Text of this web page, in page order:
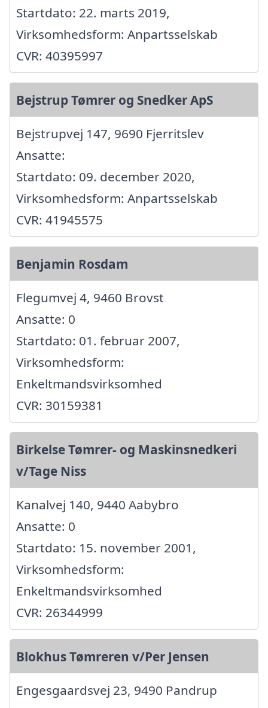
Startdato: 22. marts 2019,
Virksomhedsform: Anpartsselskab
CVR: 40395997
Bejstrup Tømrer og Snedker ApS
Bejstrupvej 147, 9690 Fjerritslev
Ansatte:
Startdato: 09. december 2020,
Virksomhedsform: Anpartsselskab
CVR: 41945575
Benjamin Rosdam
Flegumvej 4, 9460 Brovst
Ansatte: 0
Startdato: 01. februar 2007,
Virksomhedsform:
Enkeltmandsvirksomhed
CVR: 30159381
Birkelse Tømrer- og Maskinsnedkeri
v/Tage Niss
Kanalvej 140, 9440 Aabybro
Ansatte: 0
Startdato: 15. november 2001,
Virksomhedsform:
Enkeltmandsvirksomhed
CVR: 26344999
Blokhus Tømreren v/Per Jensen
Engesgaardsvej 23, 9490 Pandrup